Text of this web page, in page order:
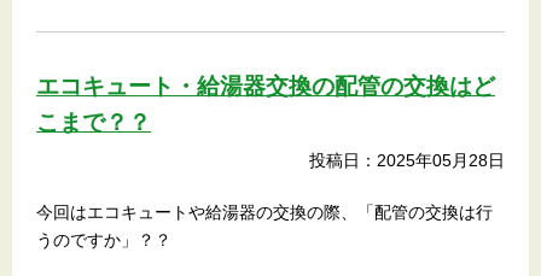
エコキュート・給湯器交換の配管の交換はど
こまで？？
投稿日：2025年05月28日
今回はエコキュートや給湯器の交換の際、「配管の交換は行
うのですか」？？